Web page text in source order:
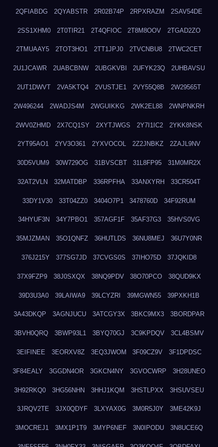
2QFIABDG 2QYABSTR 2R02B74P 2RPXRAZM 2SAV54DE
2SS1XHM0 2T0TIR21 2T4QFIOC 2T8M8OOV 2TGAD2ZO
2TMUAAY5 2TOT3HO1 2TT1JPJ0 2TVCNBU8 2TWC2CET
2U1JCAWR 2UABCBNW 2UBGKVBI 2UFYK23Q 2UHBAVSU
2UT1DWVT 2VA5KTQ4 2VUSTJE1 2VY55Q8B 2W29565T
2W496244 2WADJS4M 2WGUIKKG 2WK2EL88 2WNPNKRH
2WV0ZHMD 2X7CQ1SY 2XYTJWGS 2Y7I1IC2 2YKK8NSK
2YT95AO1 2YV3O361 2YXVOCOL 2Z2JNBKZ 2ZAJL9NV
30D5VUM9 30W729OG 31BVSCBT 31L8FP95 31M0MR2X
32AT2VLN 32MATDBP 336RPFHA 33ANXYRH 33CR504T
33DY1V30 33T04ZZ0 3404O7P1 3478760D 34F92RUM
34HYUF3N 34Y7PBO1 357AGF1F 35AF37G3 35HVS0VG
35MJZMAN 35O1QNFZ 36HUTLDS 36NU8MEJ 36U7Y0NR
376J215Y 377SG7JD 37CVGS0S 37IHO75D 37JQKID8
37X9FZP9 38J0SXQX 38NQ9PDV 38O70PCO 38QUD9KX
39D3U3A0 39LAIWA9 39LCYZRI 39MGWN55 39PXKH1B
3A43DKQP 3AGNJUCU 3ATCGY3X 3BKC9MX3 3BORDPAR
3BVH0QRQ 3BWP93L1 3BYQ70GJ 3C9KPDQV 3CL4BSMV
3EIFINEE 3EORXV8Z 3EQ3JWOM 3F09CZ9V 3F1DPDSC
3F84EALY 3GGDN4OR 3GKCN4NY 3GVOCWRP 3H28UNEO
3H92RKQ0 3HG56NHN 3HHJ1KQM 3HSTLPXX 3HSUVSEU
3JRQV2TE 3JX0QDYF 3LXYAX0G 3M0R5J0Y 3ME42K9J
3MOCREJ1 3MX1P1T9 3MYP6NEF 3N0IPODU 3N8UCE6Q